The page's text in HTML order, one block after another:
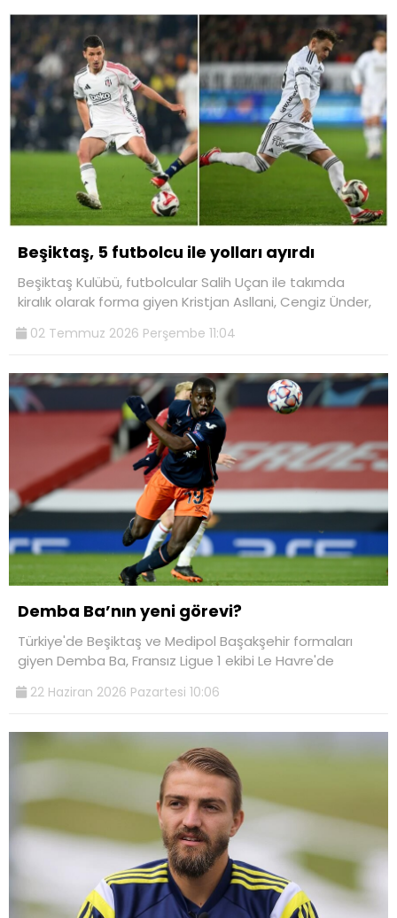
Beşiktaş, 5 futbolcu ile yolları ayırdı
Beşiktaş Kulübü, futbolcular Salih Uçan ile takımda
kiralık olarak forma giyen Kristjan Asllani, Cengiz Ünder,
02 Temmuz 2026 Perşembe 11:04
Demba Ba’nın yeni görevi?
Türkiye'de Beşiktaş ve Medipol Başakşehir formaları
giyen Demba Ba, Fransız Ligue 1 ekibi Le Havre'de
22 Haziran 2026 Pazartesi 10:06